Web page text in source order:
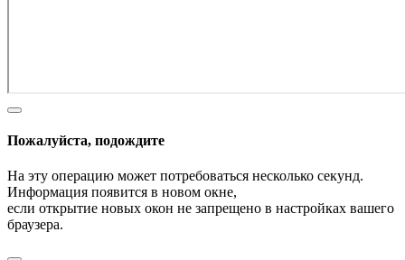
Пожалуйста, подождите
На эту операцию может потребоваться несколько секунд.
Информация появится в новом окне,
если открытие новых окон не запрещено в настройках вашего
браузера.